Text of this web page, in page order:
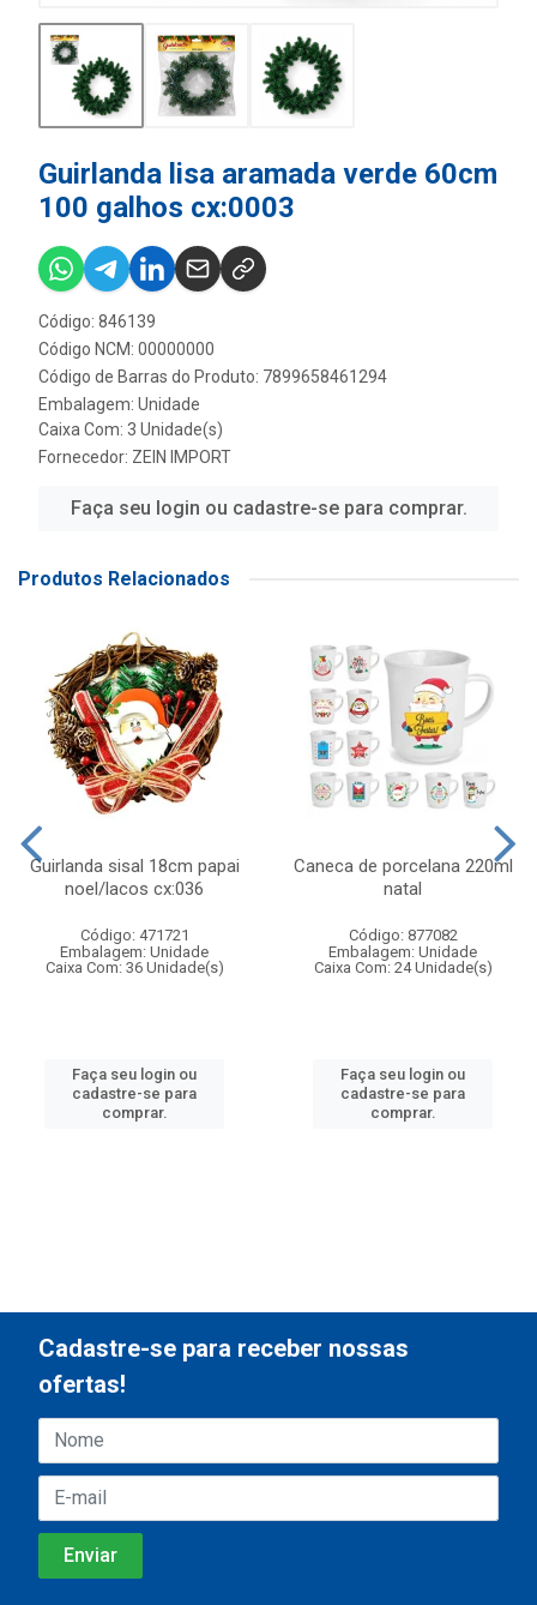
Guirlanda lisa aramada verde 60cm
100 galhos cx:0003
Código: 846139
Código NCM: 00000000
Código de Barras do Produto: 7899658461294
Embalagem: Unidade
Caixa Com: 3 Unidade(s)
Fornecedor: ZEIN IMPORT
Faça seu login ou cadastre-se para comprar.
Produtos Relacionados
Guirlanda sisal 18cm papai
noel/lacos cx:036
Código: 471721
Embalagem: Unidade
Caixa Com: 36 Unidade(s)
Faça seu login ou
cadastre-se para
comprar.
Caneca de porcelana 220ml
natal
Código: 877082
Embalagem: Unidade
Caixa Com: 24 Unidade(s)
Faça seu login ou
cadastre-se para
comprar.
Cadastre-se para receber nossas
ofertas!